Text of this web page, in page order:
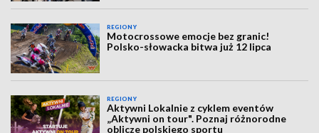
REGIONY
Motocrossowe emocje bez granic!
Polsko-słowacka bitwa już 12 lipca
REGIONY
Aktywni Lokalnie z cyklem eventów
„Aktywni on tour". Poznaj różnorodne
oblicze polskiego sportu